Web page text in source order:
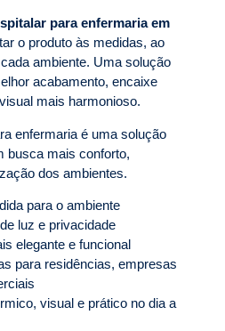
para enfermaria em
o produto às medidas, ao
ambiente. Uma solução
acabamento, encaixe
mais harmonioso.
enfermaria é uma solução
busca mais conforto,
dos ambientes.
para o ambiente
luz e privacidade
elegante e funcional
para residências, empresas
visual e prático no dia a